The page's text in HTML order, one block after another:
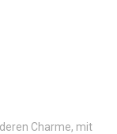
Charme, mit